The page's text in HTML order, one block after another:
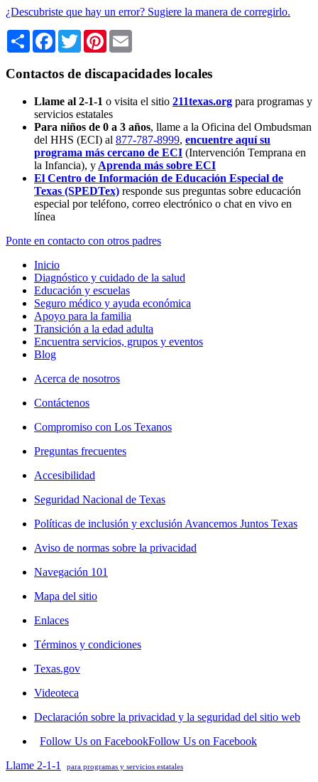
¿Descubriste que hay un error? Sugiere la manera de corregirlo.
Share Facebook
TwitterPinterest
Contactos de discapacidades locales
Llame al 2-1-1 o visita el sitio 211texas.org para programas y
servicios estatales
Para niños de 0 a 3 años, llame a la Oficina del Ombudsman
del HHS (ECI) al 877-787-8999, encuentre aquí su
programa más cercano de ECI (Intervención Temprana en
la Infancia), y Aprenda más sobre ECI
El Centro de Información de Educación Especial de
Texas (SPEDTex) responde sus preguntas sobre educación
especial por teléfono, correo electrónico o chat en vivo en
línea
Ponte en contacto con otros padres
Inicio
Diagnóstico y cuidado de la salud
Educación y escuelas
Seguro médico y ayuda económica
Apoyo para la familia
Transición a la edad adulta
Encuentra servicios, grupos y eventos
Blog
Acerca de nosotros
Contáctenos
Compromiso con Los Texanos
Preguntas frecuentes
Accesibilidad
Seguridad Nacional de Texas
Políticas de inclusión y exclusión Avancemos Juntos Texas
Aviso de normas sobre la privacidad
Navegación 101
Mapa del sitio
Enlaces
Términos y condiciones
Texas.gov
Videoteca
Declaración sobre la privacidad y la seguridad del sitio web
Follow Us on FacebookFollow Us on Facebook
Llame 2-1-1
para programas y servicios estatales